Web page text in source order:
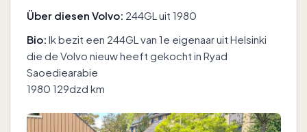
Über diesen Volvo: 244GL uit 1980
Bio: Ik bezit een 244GL van 1e eigenaar uit Helsinki
die de Volvo nieuw heeft gekocht in Ryad
Saoediearabie
1980 129dzd km